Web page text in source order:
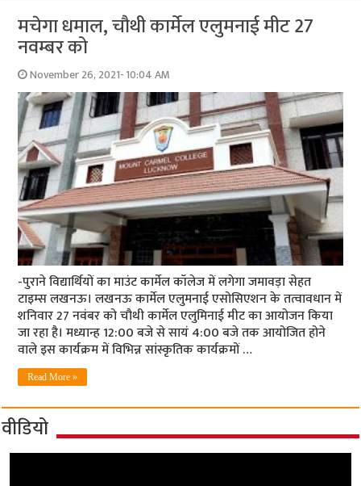
मचेगा धमाल, चौथी कार्मेल एलुमनाई मीट 27
नवम्‍बर को
November 26, 2021- 10:04 AM
-पुराने विद्यार्थियों का माउंट कार्मेल कॉलेज में लगेगा जमावड़ा सेहत
टाइम्‍स लखनऊ। लखनऊ कार्मेल एलुमनाई एसोसिएशन के तत्वावधान में
शनिवार 27 नवंबर को चौथी कार्मेल एलुमिनाई मीट का आयोजन किया
जा रहा है। मध्यान्ह 12:00 बजे से सायं 4:00 बजे तक आयोजित होने
वाले इस कार्यक्रम में विभिन्न सांस्कृतिक कार्यक्रमों …
Read More »
वीडियो